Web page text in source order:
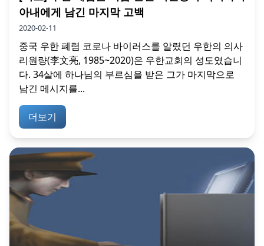
아내에게 남긴 마지막 고백
2020-02-11
중국 우한 폐렴 코로나 바이러스를 알렸던 우한의 의사
리원량(李文亮, 1985~2020)은 우한교회의 성도였습니
다. 34살에 하나님의 부르심을 받은 그가 마지막으로
남긴 메시지를...
더보기